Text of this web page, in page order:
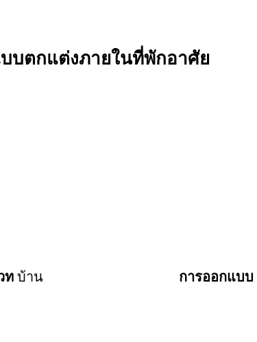
บตกแต่งภายในที่พักอาศัย
ทบ้าน การออกแบบ